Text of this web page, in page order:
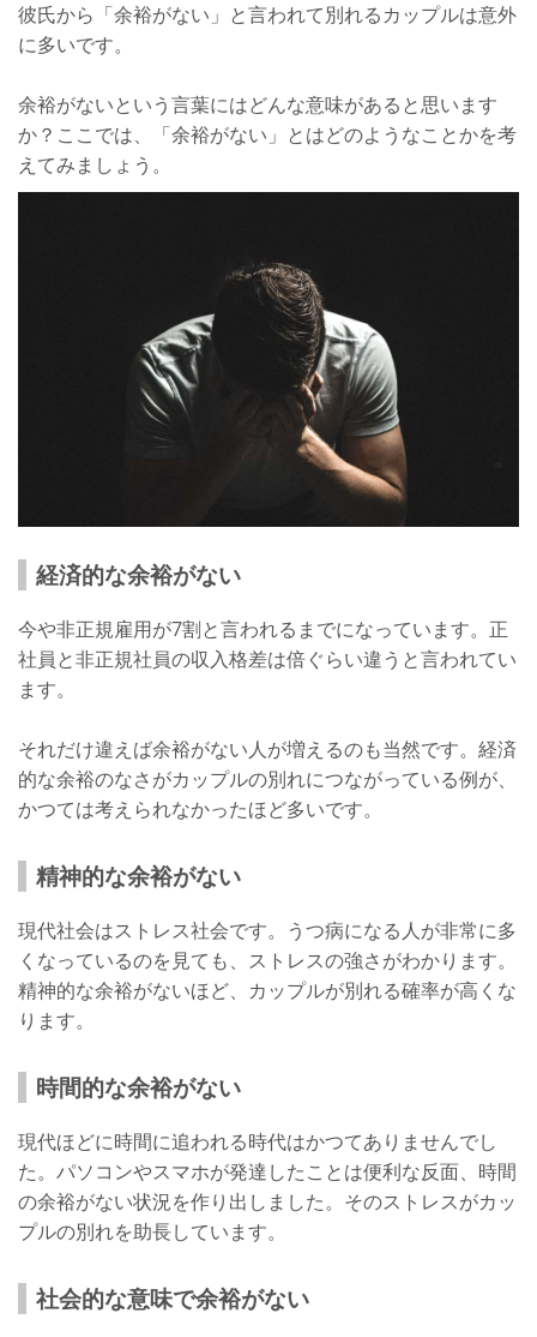
適度な距離を保つ
さいごに
彼氏から「余裕がない」と言われて別れるカップルは意外
に多いです。
余裕がないという言葉にはどんな意味があると思います
か？ここでは、「余裕がない」とはどのようなことかを考
えてみましょう。
経済的な余裕がない
今や非正規雇用が7割と言われるまでになっています。正
社員と非正規社員の収入格差は倍ぐらい違うと言われてい
ます。
それだけ違えば余裕がない人が増えるのも当然です。経済
的な余裕のなさがカップルの別れにつながっている例が、
かつては考えられなかったほど多いです。
精神的な余裕がない
現代社会はストレス社会です。うつ病になる人が非常に多
くなっているのを見ても、ストレスの強さがわかります。
精神的な余裕がないほど、カップルが別れる確率が高くな
ります。
時間的な余裕がない
現代ほどに時間に追われる時代はかつてありませんでし
た。パソコンやスマホが発達したことは便利な反面、時間
の余裕がない状況を作り出しました。そのストレスがカッ
プルの別れを助長しています。
社会的な意味で余裕がない